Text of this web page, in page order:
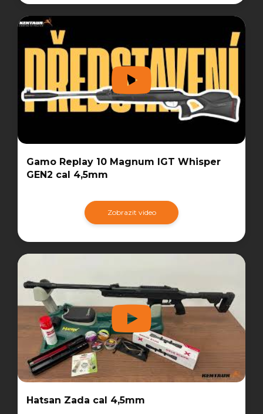
Gamo Replay 10 Magnum IGT Whisper
GEN2 cal 4,5mm
Zobrazit video
Hatsan Zada cal 4,5mm